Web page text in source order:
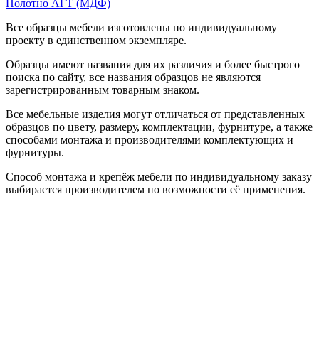
Полотно АГТ (МДФ)
Все образцы мебели изготовлены по индивидуальному
проекту в единственном экземпляре.
Образцы имеют названия для их различия и более быстрого
поиска по сайту, все названия образцов не являются
зарегистрированным товарным знаком.
Все мебельные изделия могут отличаться от представленных
образцов по цвету, размеру, комплектации, фурнитуре, а также
способами монтажа и производителями комплектующих и
фурнитуры.
Способ монтажа и крепёж мебели по индивидуальному заказу
выбирается производителем по возможности её применения.